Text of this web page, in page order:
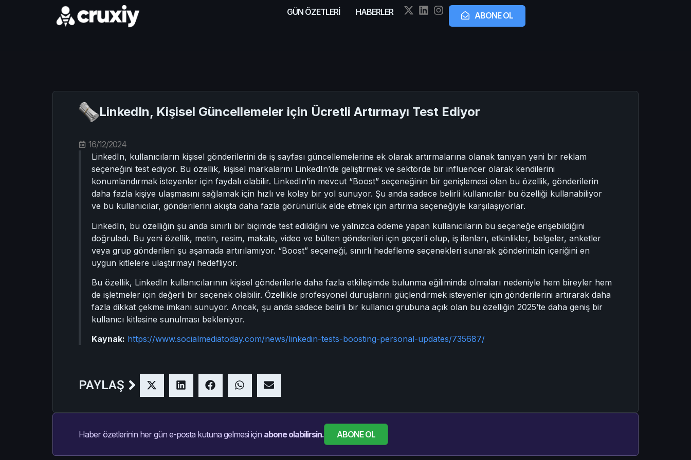
GÜN ÖZETLERİ HABERLER ABONE OL
LinkedIn, Kişisel Güncellemeler için Ücretli Artırmayı Test Ediyor
16/12/2024
LinkedIn, kullanıcıların kişisel gönderilerini de iş sayfası güncellemelerine ek olarak artırmalarına olanak tanıyan yeni bir reklam
seçeneğini test ediyor. Bu özellik, kişisel markalarını LinkedIn’de geliştirmek ve sektörde bir influencer olarak kendilerini
konumlandırmak isteyenler için faydalı olabilir. LinkedIn’in mevcut “Boost” seçeneğinin bir genişlemesi olan bu özellik, gönderilerin
daha fazla kişiye ulaşmasını sağlamak için hızlı ve kolay bir yol sunuyor. Şu anda sadece belirli kullanıcılar bu özelliği kullanabiliyor
ve bu kullanıcılar, gönderilerini akışta daha fazla görünürlük elde etmek için artırma seçeneğiyle karşılaşıyorlar.
LinkedIn, bu özelliğin şu anda sınırlı bir biçimde test edildiğini ve yalnızca ödeme yapan kullanıcıların bu seçeneğe erişebildiğini
doğruladı. Bu yeni özellik, metin, resim, makale, video ve bülten gönderileri için geçerli olup, iş ilanları, etkinlikler, belgeler, anketler
veya grup gönderileri şu aşamada artırılamıyor. “Boost” seçeneği, sınırlı hedefleme seçenekleri sunarak gönderinizin içeriğini en
uygun kitlelere ulaştırmayı hedefliyor.
Bu özellik, LinkedIn kullanıcılarının kişisel gönderilerle daha fazla etkileşimde bulunma eğiliminde olmaları nedeniyle hem bireyler hem
de işletmeler için değerli bir seçenek olabilir. Özellikle profesyonel duruşlarını güçlendirmek isteyenler için gönderilerini artırarak daha
fazla dikkat çekme imkanı sunuyor. Ancak, şu anda sadece belirli bir kullanıcı grubuna açık olan bu özelliğin 2025’te daha geniş bir
kullanıcı kitlesine sunulması bekleniyor.
Kaynak: https://www.socialmediatoday.com/news/linkedin-tests-boosting-personal-updates/735687/
PAYLAŞ
Haber özetlerinin her gün e-posta kutuna gelmesi için abone olabilirsin. ABONE OL